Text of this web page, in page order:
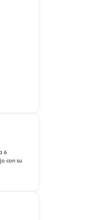
6
con su